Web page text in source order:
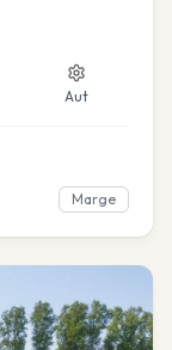
Aut
Marge